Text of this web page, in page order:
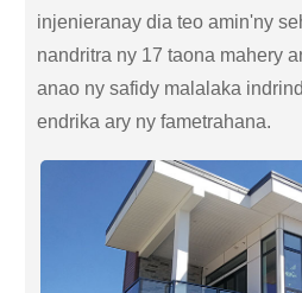
injenieranay dia teo amin'ny
nandritra ny 17 taona mahery
anao ny safidy malalaka
endrika ary ny fametrahana.